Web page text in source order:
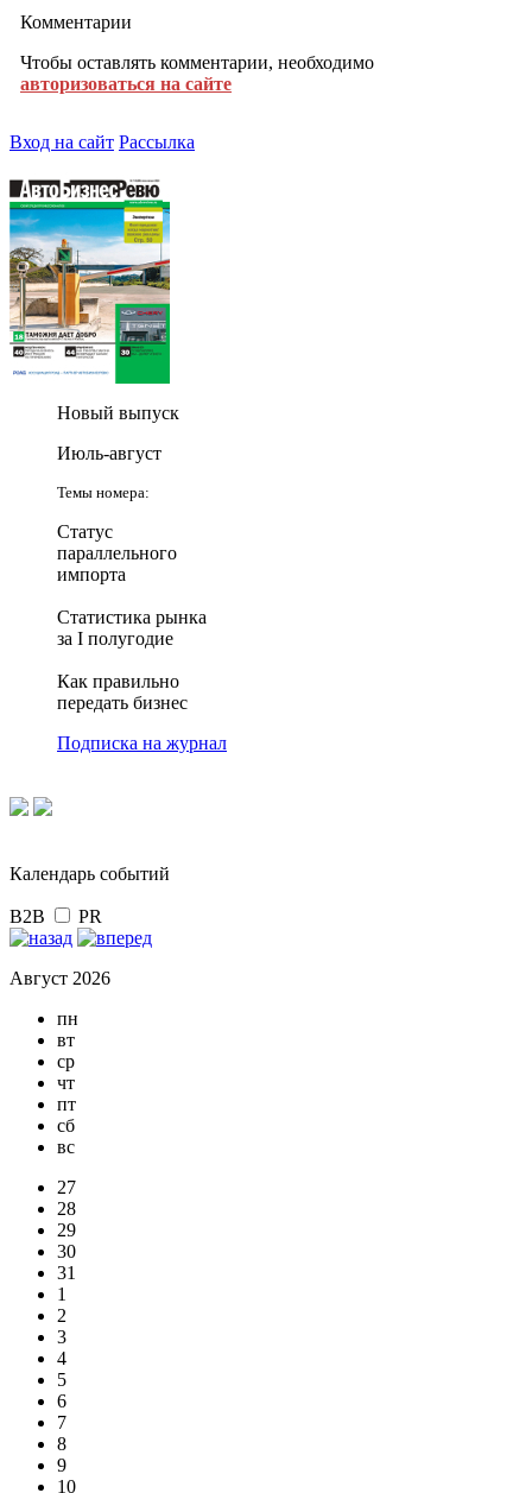
Комментарии
Чтобы оставлять комментарии, необходимо
авторизоваться на сайте
Вход на сайт Рассылка
Новый выпуск
Июль-август
Темы номера:
Статус
параллельного
импорта
Статистика рынка
за I полугодие
Как правильно
передать бизнес
Подписка на журнал
Календарь событий
B2B PR
Август 2026
пн
вт
ср
чт
пт
сб
вс
27
28
29
30
31
1
2
3
4
5
6
7
8
9
10